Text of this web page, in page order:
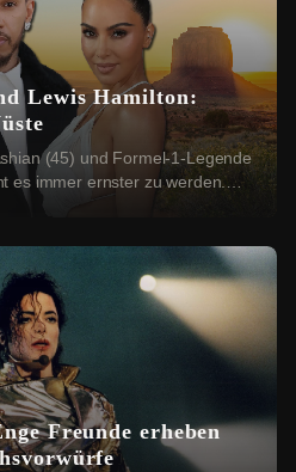
Lewis Hamilton:
(45) und Formel-1-Legende
es immer ernster zu werden.
Freunde erheben